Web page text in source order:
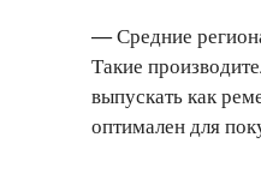
— Средние
Такие
выпускать как
оптимален для